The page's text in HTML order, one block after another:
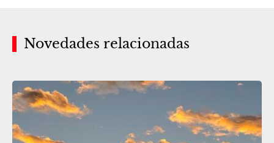
Novedades relacionadas